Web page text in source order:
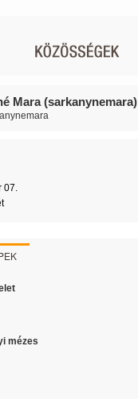
Mara (sarkanynemara)
07.
mézes